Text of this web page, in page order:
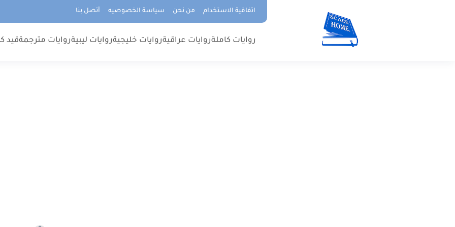
اتفاقية الاستخدام من نحن سياسة الخصوصيه أتصل بنا
روايات كاملةروايات عراقيةروايات خليجيةروايات ليبيةروايات مترجمةقيد